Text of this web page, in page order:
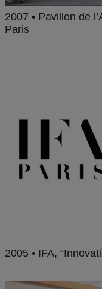
2007 • Pavillon de
Paris
2005 • IFA,